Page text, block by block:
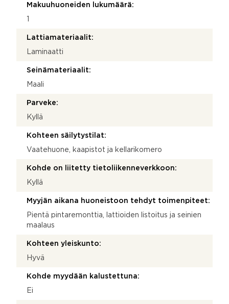
Makuuhuoneiden lukumäärä:
Lattiamateriaalit:
Laminaatti
Seinämateriaalit:
Maali
Parveke:
Kyllä
Kohteen säilytystilat:
Vaatehuone, kaapistot ja kellarikomero
Kohde on liitetty tietoliikenneverkkoon:
Kyllä
Myyjän aikana huoneistoon tehdyt toimenpiteet:
Pientä pintaremonttia, lattioiden listoitus ja seinien
maalaus
Kohteen yleiskunto:
Hyvä
Kohde myydään kalustettuna:
Ei